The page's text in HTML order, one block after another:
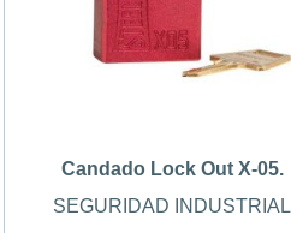
Candado Lock Out X-05.
SEGURIDAD INDUSTRIAL